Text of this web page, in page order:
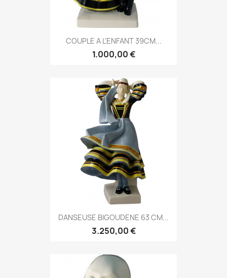
COUPLE A L'ENFANT 39CM...
1.000,00 €
DANSEUSE BIGOUDENE 63 CM...
3.250,00 €